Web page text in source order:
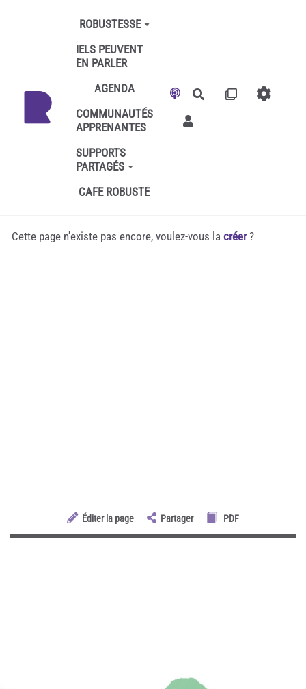
Aller au contenu principal
ROBUSTESSE
IELS PEUVENT
EN PARLER
AGENDA
COMMUNAUTÉS
APPRENANTES
SUPPORTS
PARTAGÉS
CAFE ROBUSTE
Rechercher
Cette page n'existe pas encore, voulez-vous la créer?
Éditer la page Partager PDF